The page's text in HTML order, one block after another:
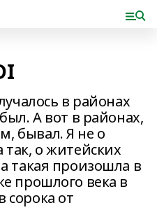
в районах
А вот в районах,
бывал. Я не о
так, о житейских
такая произошла в
прошлого века в
сорока от